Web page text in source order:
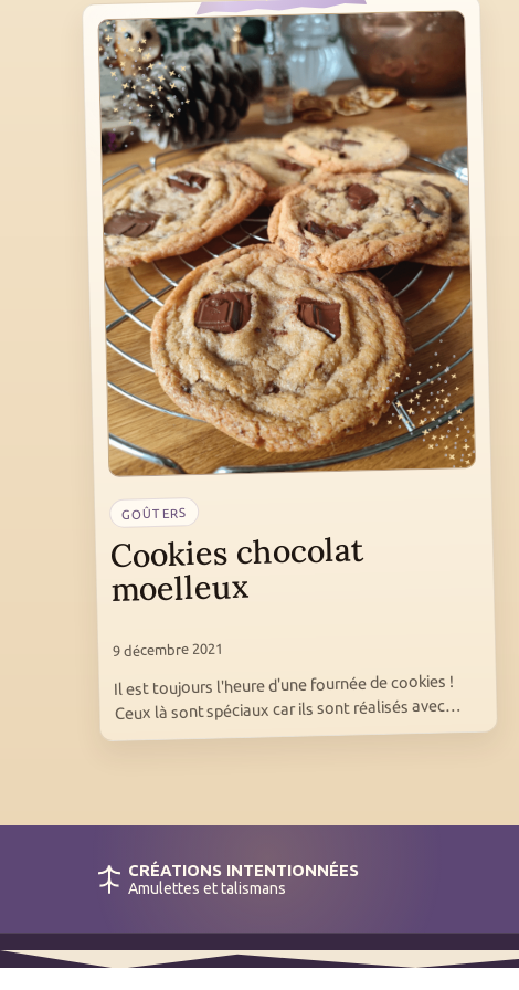
GOÛTERS
Cookies chocolat
moelleux
9 décembre 2021
Il est toujours l'heure d'une fournée de cookies !
Ceux là sont spéciaux car ils sont réalisés avec…
CRÉATIONS INTENTIONNÉES
Amulettes et talismans